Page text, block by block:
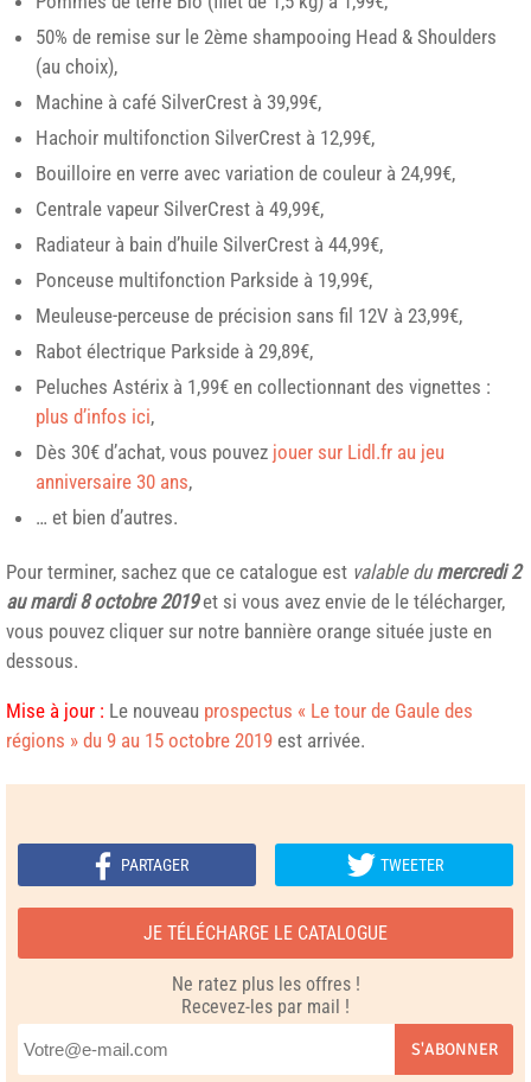
50% de remise sur le 2ème shampooing Head & Shoulders
(au choix),
Machine à café SilverCrest à 39,99€,
Hachoir multifonction SilverCrest à 12,99€,
Bouilloire en verre avec variation de couleur à 24,99€,
Centrale vapeur SilverCrest à 49,99€,
Radiateur à bain d’huile SilverCrest à 44,99€,
Ponceuse multifonction Parkside à 19,99€,
Meuleuse-perceuse de précision sans fil 12V à 23,99€,
Rabot électrique Parkside à 29,89€,
Peluches Astérix à 1,99€ en collectionnant des vignettes :
plus d’infos ici,
Dès 30€ d’achat, vous pouvez jouer sur Lidl.fr au jeu
anniversaire 30 ans,
… et bien d’autres.
Pour terminer, sachez que ce catalogue est valable dumercredi 2
au mardi 8 octobre 2019et si vous avez envie de le télécharger,
vous pouvez cliquer sur notre bannière orange située juste en
dessous.
Mise à jour : Le nouveau prospectus « Le tour de Gaule des
régions » du 9 au 15 octobre 2019 est arrivée.
PARTAGER TWEETER
JE TÉLÉCHARGE LE CATALOGUE
Ne ratez plus les offres !
Recevez-les par mail !
S'ABONNER